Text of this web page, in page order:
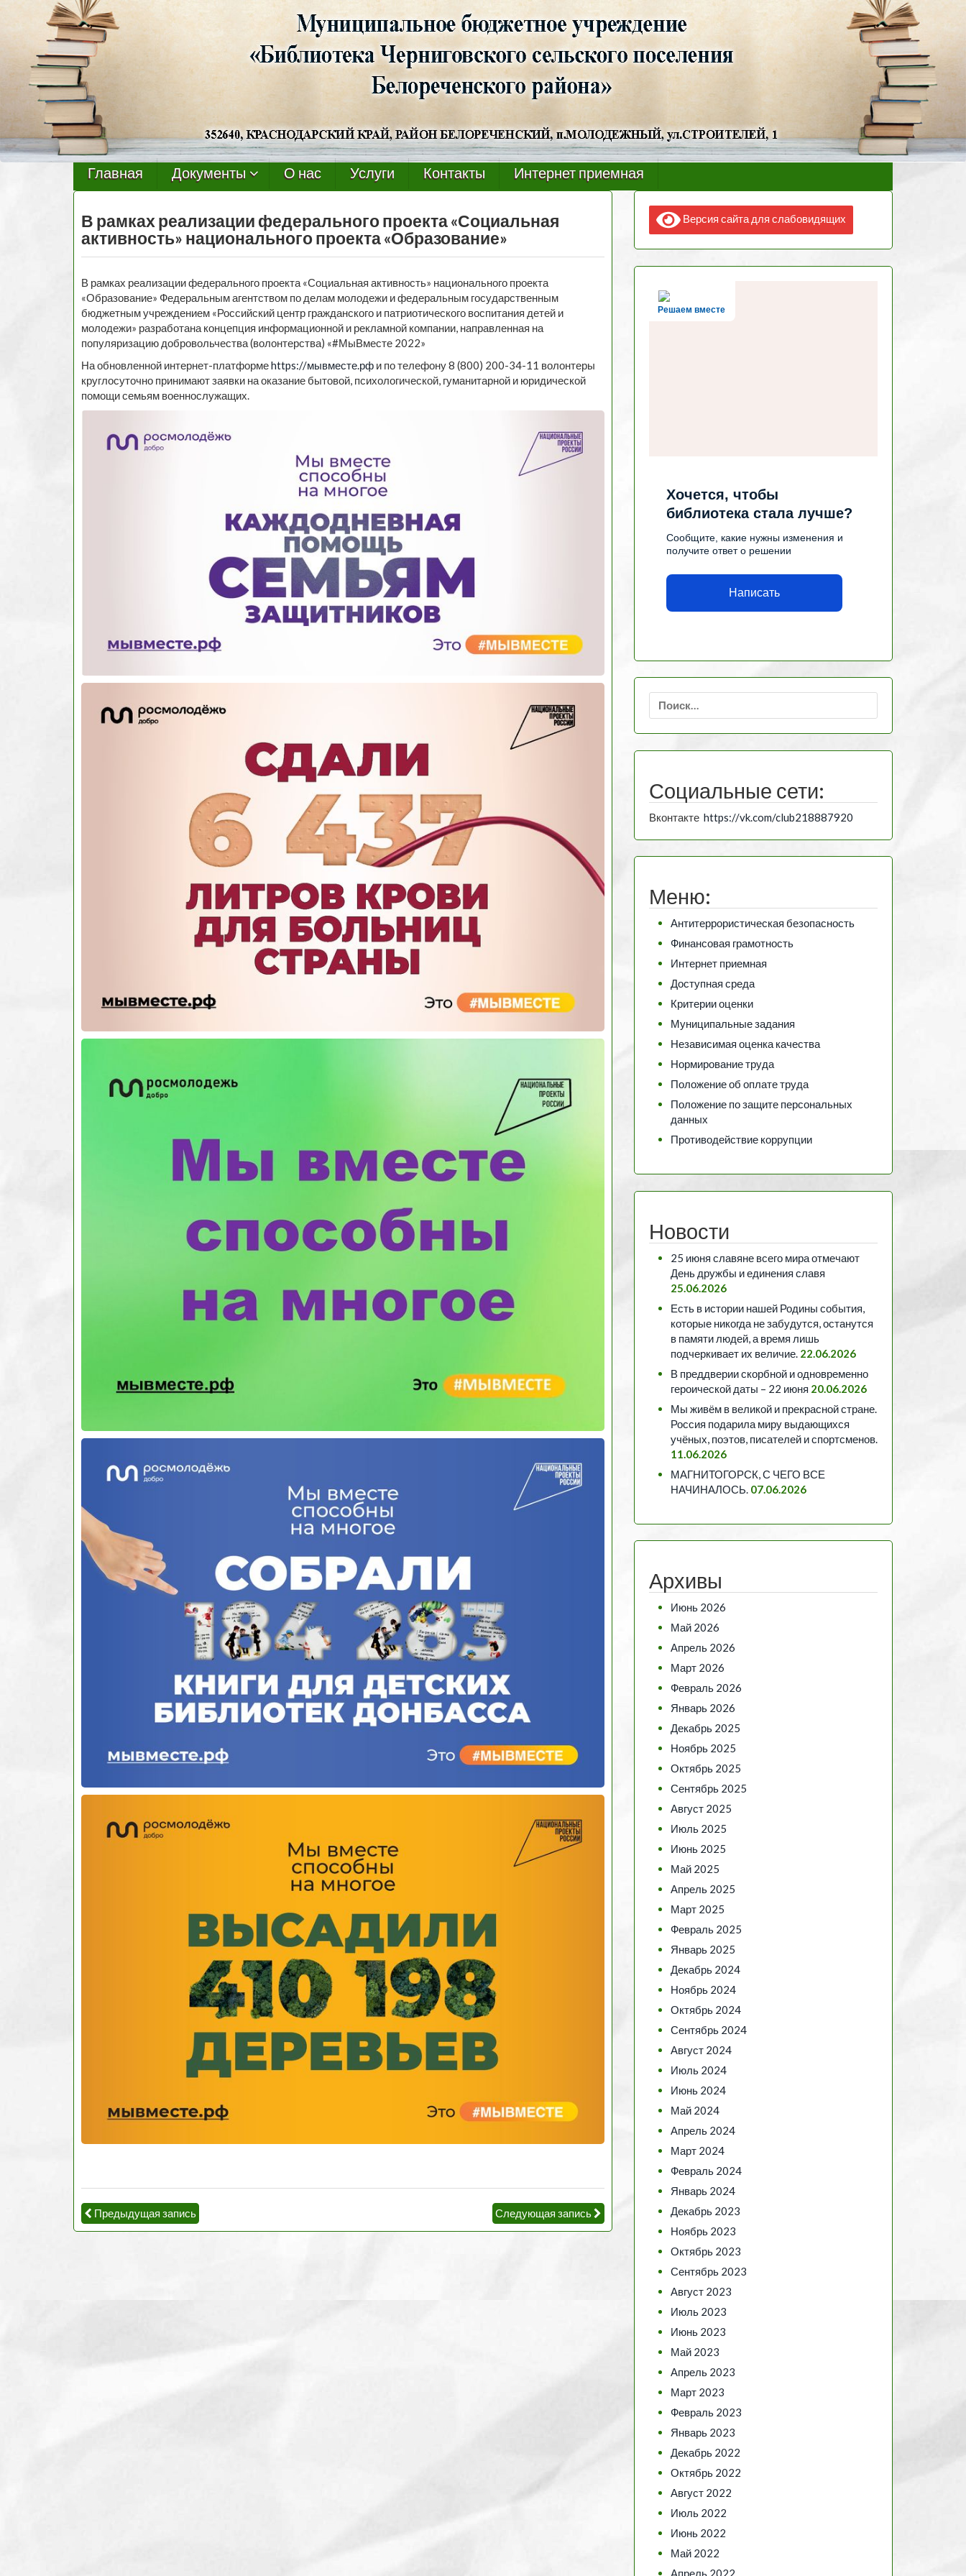
Черниговская
библиотека
Главная Документы О нас Услуги Контакты Интернет приемная
В рамках реализации федерального проекта «Социальная
активность» национального проекта «Образование»
В рамках реализации федерального проекта «Социальная активность» национального проекта
«Образование» Федеральным агентством по делам молодежи и федеральным государственным
бюджетным учреждением «Российский центр гражданского и патриотического воспитания детей и
молодежи» разработана концепция информационной и рекламной компании, направленная на
популяризацию добровольчества (волонтерства) «#МыВместе 2022»
На обновленной интернет-платформеhttps://мывместе.рф и по телефону 8 (800) 200-34-11 волонтеры
круглосуточно принимают заявки на оказание бытовой, психологической, гуманитарной и юридической
помощи семьям военнослужащих.
Предыдущая запись Следующая запись
Версия сайта для слабовидящих
Решаем вместе
Хочется, чтобы
библиотека стала лучше?
Сообщите, какие нужны изменения и
получите ответ о решении
Написать
Найти:
Социальные сети:
Вконтакте https://vk.com/club218887920
Меню:
Антитеррористическая безопасность
Финансовая грамотность
Интернет приемная
Доступная среда
Критерии оценки
Муниципальные задания
Независимая оценка качества
Нормирование труда
Положение об оплате труда
Положение по защите персональных
данных
Противодействие коррупции
Новости
25 июня славяне всего мира отмечают
День дружбы и единения славя
25.06.2026
Есть в истории нашей Родины события,
которые никогда не забудутся, останутся
в памяти людей, а время лишь
подчеркивает их величие. 22.06.2026
В преддверии скорбной и одновременно
героической даты – 22 июня 20.06.2026
Мы живём в великой и прекрасной стране.
Россия подарила миру выдающихся
учёных, поэтов, писателей и спортсменов.
11.06.2026
МАГНИТОГОРСК, С ЧЕГО ВСЕ
НАЧИНАЛОСЬ. 07.06.2026
Архивы
Июнь 2026
Май 2026
Апрель 2026
Март 2026
Февраль 2026
Январь 2026
Декабрь 2025
Ноябрь 2025
Октябрь 2025
Сентябрь 2025
Август 2025
Июль 2025
Июнь 2025
Май 2025
Апрель 2025
Март 2025
Февраль 2025
Январь 2025
Декабрь 2024
Ноябрь 2024
Октябрь 2024
Сентябрь 2024
Август 2024
Июль 2024
Июнь 2024
Май 2024
Апрель 2024
Март 2024
Февраль 2024
Январь 2024
Декабрь 2023
Ноябрь 2023
Октябрь 2023
Сентябрь 2023
Август 2023
Июль 2023
Июнь 2023
Май 2023
Апрель 2023
Март 2023
Февраль 2023
Январь 2023
Декабрь 2022
Октябрь 2022
Август 2022
Июль 2022
Июнь 2022
Май 2022
Апрель 2022